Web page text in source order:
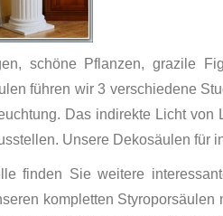
schöne Pflanzen, grazile
führen wir 3 verschiedene
Das indirekte Licht
Unsere Dekosäulen für
finden Sie weitere
kompletten